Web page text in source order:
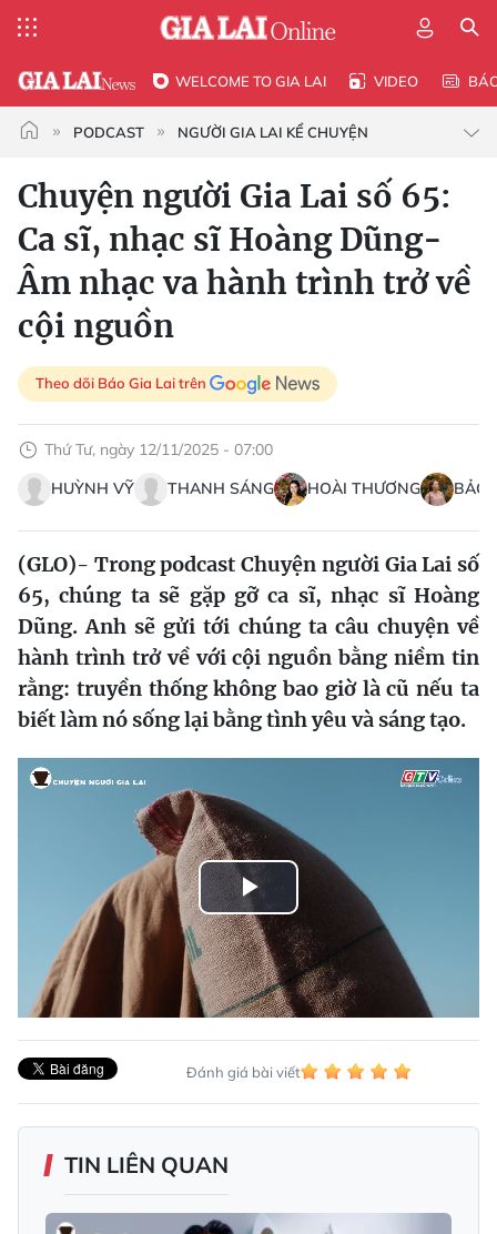
WELCOME TO GIA LAI VIDEO
PODCAST NGƯỜI GIA LAI KỂ CHUYỆN
Chuyện người Gia Lai số 65:
Ca sĩ, nhạc sĩ Hoàng Dũng-
Âm nhạc va hành trình trở về
cội nguồn
Theo dõi Báo Gia Lai trên
Thứ Tư, ngày 12/11/2025 - 07:00
HUỲNH VỸ
THANH SÁNG HOÀI THƯƠNG BẢO
(GLO)- Trong podcast Chuyện người Gia Lai số
65, chúng ta sẽ gặp gỡ ca sĩ, nhạc sĩ Hoàng
Dũng. Anh sẽ gửi tới chúng ta câu chuyện về
hành trình trở về với cội nguồn bằng niềm tin
rằng: truyền thống không bao giờ là cũ nếu ta
biết làm nó sống lại bằng tình yêu và sáng tạo.
Play
Video
Đánh giá bài viết
TIN LIÊN QUAN